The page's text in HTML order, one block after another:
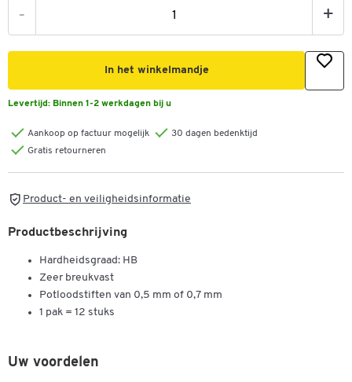
- +
In het winkelmandje
Levertijd: Binnen 1-2 werkdagen bij u
Aankoop op factuur mogelijk
30 dagen bedenktijd
Gratis retourneren
Product- en veiligheidsinformatie
Productbeschrijving
Hardheidsgraad: HB
Zeer breukvast
Potloodstiften van 0,5 mm of 0,7 mm
1 pak = 12 stuks
Uw voordelen